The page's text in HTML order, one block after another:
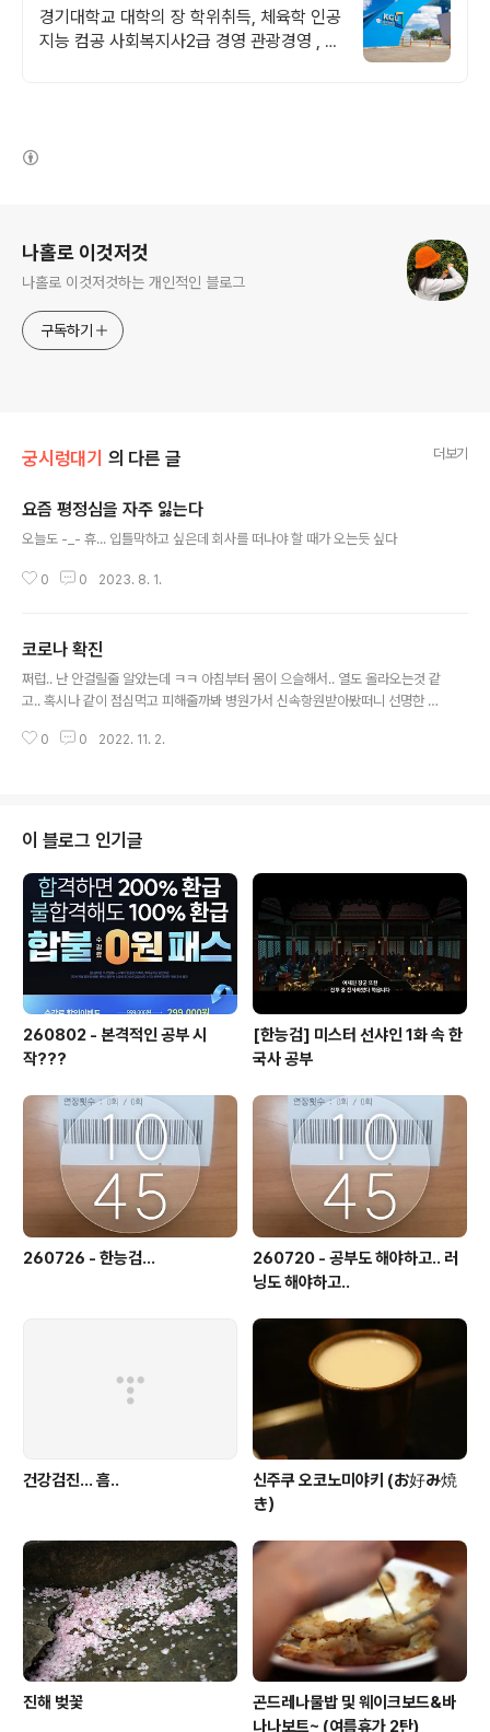
100%온라인수업
경기대학교 대학의 장 학위취득, 체육학 인공
지능 컴공 사회복지사2급 경영 관광경영 , 기
나홀로 이것저것
나홀로 이것저것하는 개인적인 블로그
구독하기
궁시렁대기 의 다른 글 더보기
요즘 평정심을 자주 잃는다
오늘도 -_- 휴... 입틀막하고 싶은데 회사를 떠나야 할 때가 오는듯 싶다
0 0 2023. 8. 1.
코로나 확진
쩌럽.. 난 안걸릴줄 알았는데 ㅋㅋ 아침부터 몸이 으슬해서.. 열도 올라오는것 같
고.. 혹시나 같이 점심먹고 피해줄까봐 병원가서 신속항원받아봤떠니 선명한 두
아프진않아... 딱히 체온계 재보면 열도 없고 괜히 검사했나 싶기도 하고 -_- 걍
약 먹고.. 좀 잤음... - 씻고 나온 지금... 너무 말짱하다... - 얼굴에 열감은 있지만
열재보면 열은없다 -_- 11월3일 2일..
0 0 2022. 11. 2.
이 블로그 인기글
260802 - 본격적인 공부 시
작???
[한능검] 미스터 선샤인 1화 속 한
국사 공부
260726 - 한능검...
260720 - 공부도 해야하고.. 러
닝도 해야하고..
건강검진... 흠..
신주쿠 오코노미야키 (お好み焼
き）
진해 벚꽃
곤드레나물밥 및 웨이크보드&바
나나보트~ (여름휴가 2탄)